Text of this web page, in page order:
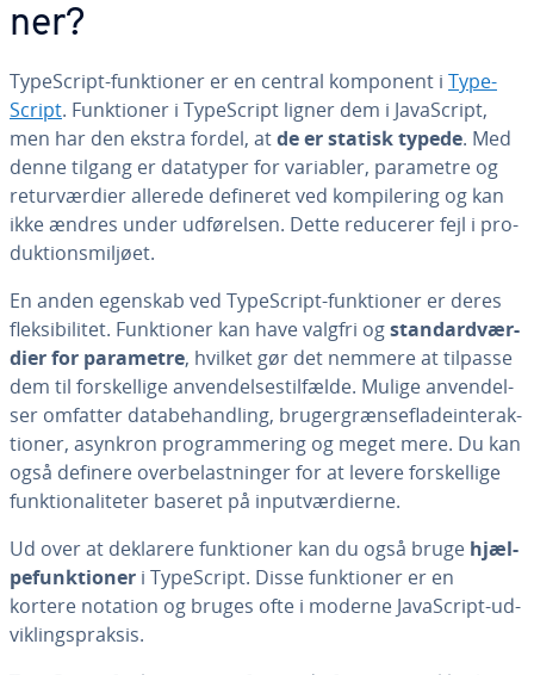
ner?
Ty­pe­Script-funk­tio­ner er en central komponent i Ty­pe­
Script. Funk­tio­ner i Ty­pe­Script ligner dem i Ja­va­Script,
men har den ekstra fordel, atde er statisk typede. Med
denne tilgang er datatyper for variabler, parametre og
re­tur­vær­di­er allerede defineret ved kom­pi­le­ring og kan
ikke ændres under ud­fø­rel­sen. Dette reducerer fejl i pro­
duk­tions­mil­jø­et.
En anden egenskab ved Ty­pe­Script-funk­tio­ner er deres
flek­si­bi­li­tet. Funk­tio­ner kan have valgfri ogstan­dard­vær­
di­er for parametre, hvilket gør det nemmere at tilpasse
dem til for­skel­li­ge an­ven­del­ses­til­fæl­de. Mulige an­ven­del­
ser omfatter da­ta­be­hand­ling, bru­ger­græn­se­fla­de­in­ter­ak­
tio­ner, asynkron pro­gram­me­ring og meget mere. Du kan
også definere over­be­last­nin­ger for at levere for­skel­li­ge
funk­tio­na­li­te­ter baseret på in­put­vær­di­er­ne.
Ud over at deklarere funk­tio­ner kan du også bruge hjæl­
pe­funk­tio­ner i Ty­pe­Script. Disse funk­tio­ner er en
kortere notation og bruges ofte i moderne Ja­va­Script-ud­
vik­lings­prak­sis.